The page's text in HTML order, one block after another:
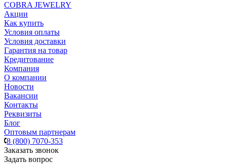
COBRA JEWELRY
Акции
Как купить
Условия оплаты
Условия доставки
Гарантия на товар
Кредитование
Компания
О компании
Новости
Вакансии
Контакты
Реквизиты
Блог
Оптовым партнерам
8 (800) 7070-353
Заказать звонок
Задать вопрос